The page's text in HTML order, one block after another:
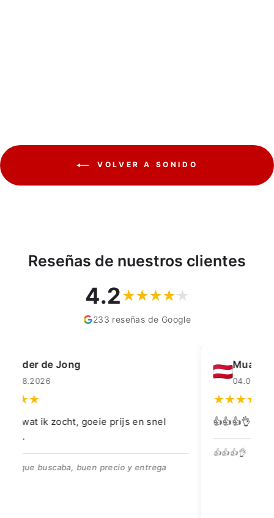
VOLVER A SONIDO
Reseñas de nuestros clientes
4.2
233 reseñas de Google
Muahmmet Karadag
👍👍👍👌
👍👍👍👌